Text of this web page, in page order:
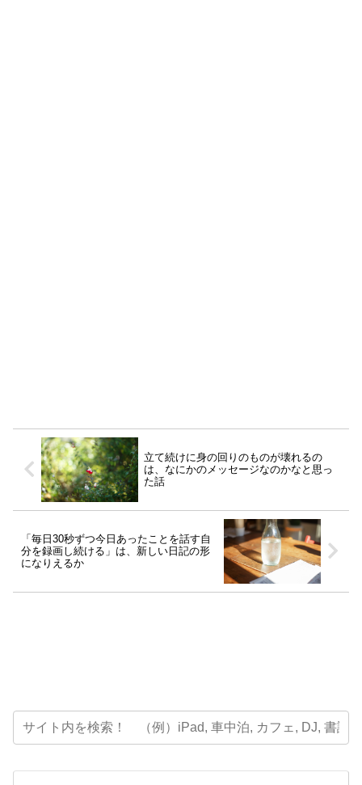
立て続けに身の回りのものが壊れるの
は、なにかのメッセージなのかなと思っ
た話
「毎日30秒ずつ今日あったことを話す自
分を録画し続ける」は、新しい日記の形
になりえるか